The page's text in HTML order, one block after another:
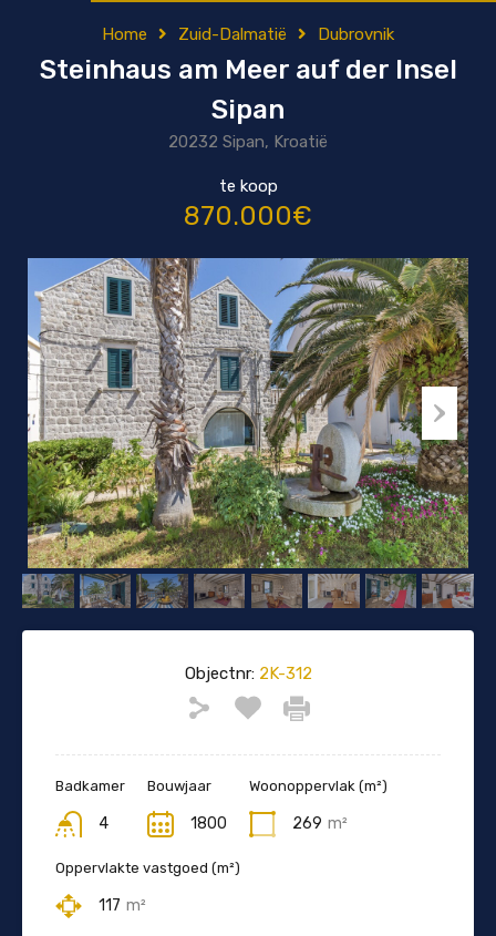
Home Zuid-Dalmatië Dubrovnik
Steinhaus am Meer auf der Insel
Sipan
20232 Sipan, Kroatië
te koop
870.000€
Objectnr:2K-312
Badkamer
4
Bouwjaar
1800
Woonoppervlak (m²)
269 m²
Oppervlakte vastgoed (m²)
117 m²